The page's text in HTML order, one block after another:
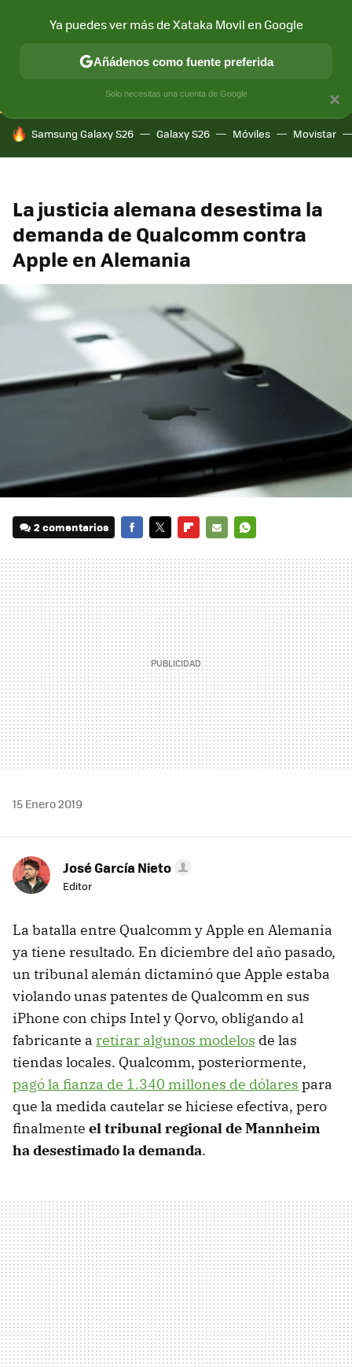
CONECTIVIDAD MÓVIL Y SOCIEDAD APLICACIONES
HOY SE HABLA DE
Samsung Galaxy S26 Galaxy S26 Móviles Movistar
La justicia alemana desestima la
demanda de Qualcomm contra
Apple en Alemania
2 comentarios
MAIL
15 Enero 2019
José García Nieto
Editor
La batalla entre Qualcomm y Apple en Alemania
ya tiene resultado. En diciembre del año pasado,
un tribunal alemán dictaminó que Apple estaba
violando unas patentes de Qualcomm en sus
iPhone con chips Intel y Qorvo, obligando al
fabricante a retirar algunos modelos de las
tiendas locales. Qualcomm, posteriormente,
pagó la fianza de 1.340 millones de dólares para
que la medida cautelar se hiciese efectiva, pero
finalmente el tribunal regional de Mannheim
ha desestimado la demanda.
×
Ya puedes ver más de Xataka Movil en Google
Añádenos como fuente preferida
Solo necesitas una cuenta de Google